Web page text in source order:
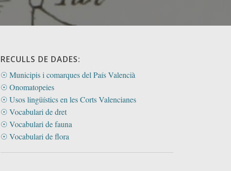
RECULLS DE DADES:
☉ Municipis i comarques del País Valencià
☉ Onomatopeies
☉ Usos lingüístics en les Corts Valencianes
☉ Vocabulari de dret
☉ Vocabulari de fauna
☉ Vocabulari de flora